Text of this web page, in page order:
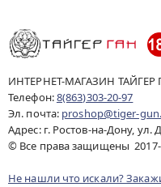
ИНТЕРНЕТ-МАГАЗИН ТАЙГЕР
Телефон:8(863)303-20-97
Эл. почта: proshop@tiger-
Адрес: г. Ростов-на-Дону, ул.
© Все права защищены 2017-
Не нашли что искали?